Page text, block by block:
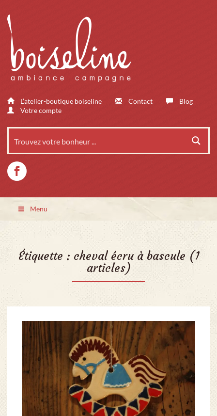
L’atelier-boutique boiseline Contact
Blog
Votre compte
Menu
Étiquette : cheval écru à bascule (1
articles)